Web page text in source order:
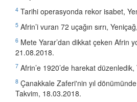
4 Tarihi operasyonda rekor isabet,
5 Afrin’i vuran 72 uçağın sırrı,
6 Mete Yarar’dan dikkat çeken Afrin
21.08.2018.
7 Afrin’e 1920’de harekat
8 Çanakkale Zaferi'nin yıl
Takvim, 18.03.2018.